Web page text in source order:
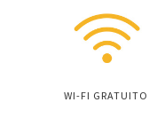
WI-FI GRATUITO